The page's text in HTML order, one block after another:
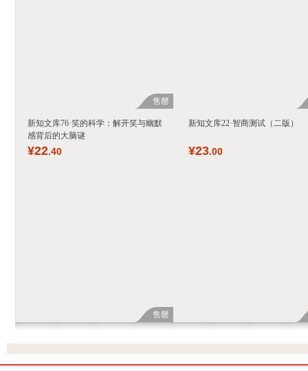
售罄
新知文库76·笑的科学：解开笑与幽默
感背后的大脑谜
¥22.40
售罄
新知文库22·智商测试（二版）
¥23.00